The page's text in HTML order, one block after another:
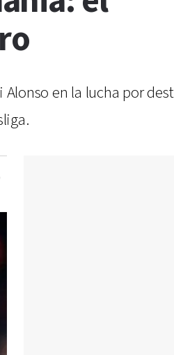
en la lucha por